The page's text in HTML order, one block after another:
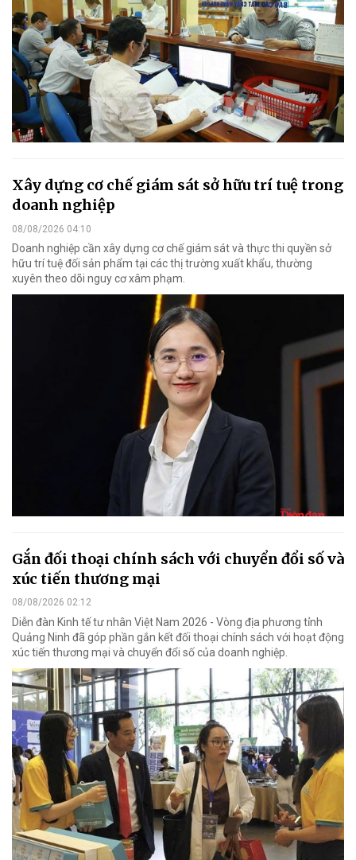
Xây dựng cơ chế giám sát sở hữu trí tuệ trong
doanh nghiệp
08/08/2026 04:10
Doanh nghiệp cần xây dựng cơ chế giám sát và thực thi quyền sở
hữu trí tuệ đối sản phẩm tại các thị trường xuất khẩu, thường
xuyên theo dõi nguy cơ xâm phạm.
Gắn đối thoại chính sách với chuyển đổi số và
xúc tiến thương mại
08/08/2026 02:12
Diễn đàn Kinh tế tư nhân Việt Nam 2026 - Vòng địa phương tỉnh
Quảng Ninh đã góp phần gắn kết đối thoại chính sách với hoạt động
xúc tiến thương mại và chuyển đổi số của doanh nghiệp.